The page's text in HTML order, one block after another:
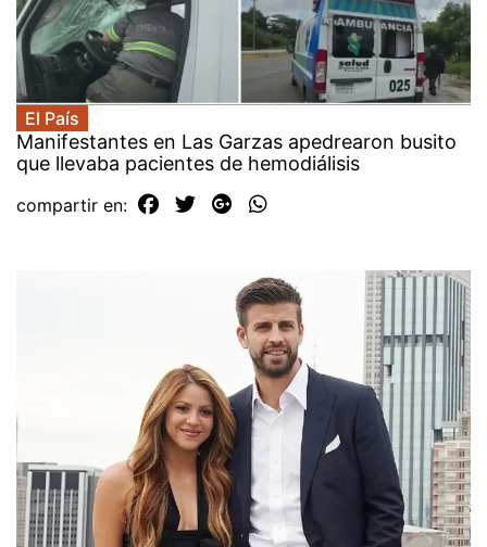
El País
Manifestantes en Las Garzas apedrearon busito
que llevaba pacientes de hemodiálisis
compartir en: